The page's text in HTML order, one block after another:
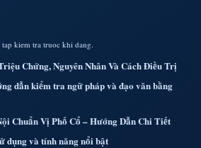
kiem tra truoc khi dang.
Chứng, Nguyên Nhân Và Cách Điều Trị
dẫn kiểm tra ngữ pháp và đạo văn bằng
Chuẩn Vị Phố Cổ – Hướng Dẫn Chi Tiết
dụng và tính năng nổi bật